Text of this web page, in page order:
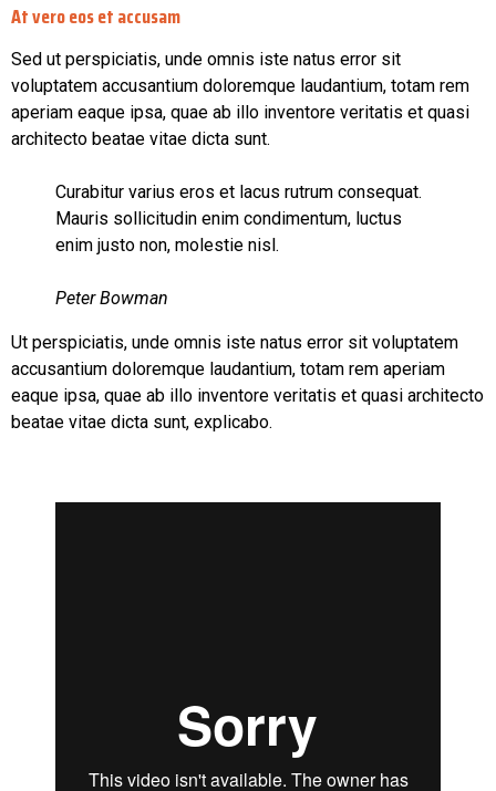
At vero eos et accusam
Sed ut perspiciatis, unde omnis iste natus error sit
voluptatem accusantium doloremque laudantium, totam rem
aperiam eaque ipsa, quae ab illo inventore veritatis et quasi
architecto beatae vitae dicta sunt.
Curabitur varius eros et lacus rutrum consequat.
Mauris sollicitudin enim condimentum, luctus
enim justo non, molestie nisl.
Peter Bowman
Ut perspiciatis, unde omnis iste natus error sit voluptatem
accusantium doloremque laudantium, totam rem aperiam
eaque ipsa, quae ab illo inventore veritatis et quasi architecto
beatae vitae dicta sunt, explicabo.